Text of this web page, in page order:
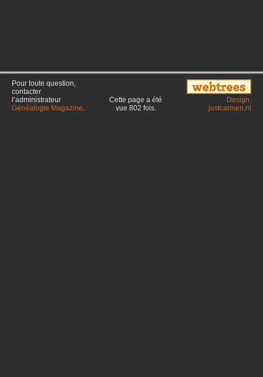
Pour toute question,
contacter
l’administrateur
Généalogie Magazine.
Cette page a été
vue 802 fois.
Design:
justcarmen.nl